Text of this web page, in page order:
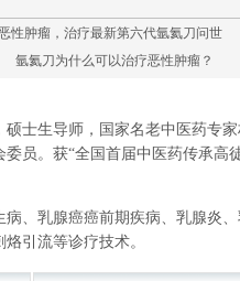
性肿瘤，治疗最新第六代氩氦刀问世
氩氦刀为什么可以治疗恶性肿瘤？
士生导师，国家名老中医药专
员。获“全国首届中医药传承高
、乳腺癌癌前期疾病、乳腺炎
引流等诊疗技术。